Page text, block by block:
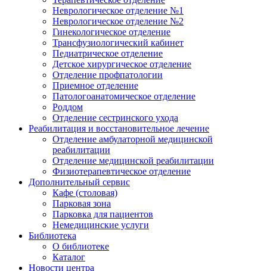
Неврологическое отделение №1
Неврологическое отделение №2
Гинекологическое отделение
Трансфузиологический кабинет
Педиатрическое отделение
Детское хирургическое отделение
Отделение профпатологии
Приемное отделение
Патологоанатомическое отделение
Роддом
Отделение сестринского ухода
Реабилитация и восстановительное лечение
Отделение амбулаторной медицинской
реабилитации
Отделение медицинской реабилитации
Физиотерапевтическое отделение
Дополнительный сервис
Кафе (столовая)
Парковая зона
Парковка для пациентов
Немедицинские услуги
Библиотека
О библиотеке
Каталог
Новости центра